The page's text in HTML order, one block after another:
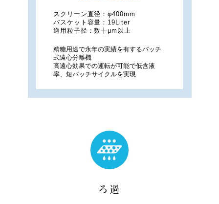
スクリーン直径：φ400mm
バスケット容量： 19Liter
適用粒子径：数十μm以上
精糖用途で永年の実績を有するバッチ
式遠心分離機
高遠心効果での運転が可能で低含液
率、短バッチサイクルを実現
ろ過